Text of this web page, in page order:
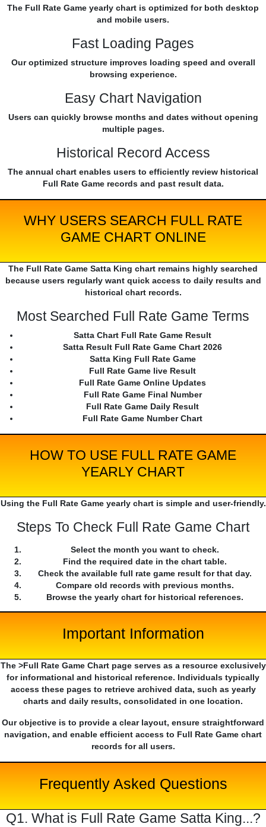
The Full Rate Game yearly chart is optimized for both desktop
and mobile users.
Fast Loading Pages
Our optimized structure improves loading speed and overall
browsing experience.
Easy Chart Navigation
Users can quickly browse months and dates without opening
multiple pages.
Historical Record Access
The annual chart enables users to efficiently review historical
Full Rate Game records and past result data.
WHY USERS SEARCH FULL RATE
GAME CHART ONLINE
The Full Rate Game Satta King chart remains highly searched
because users regularly want quick access to daily results and
historical chart records.
Most Searched Full Rate Game Terms
Satta Chart Full Rate Game Result
Satta Result Full Rate Game Chart 2026
Satta King Full Rate Game
Full Rate Game live Result
Full Rate Game Online Updates
Full Rate Game Final Number
Full Rate Game Daily Result
Full Rate Game Number Chart
HOW TO USE FULL RATE GAME
YEARLY CHART
Using the Full Rate Game yearly chart is simple and user-friendly.
Steps To Check Full Rate Game Chart
Select the month you want to check.
Find the required date in the chart table.
Check the available full rate game result for that day.
Compare old records with previous months.
Browse the yearly chart for historical references.
Important Information
The >Full Rate Game Chart page serves as a resource exclusively
for informational and historical reference. Individuals typically
access these pages to retrieve archived data, such as yearly
charts and daily results, consolidated in one location.
Our objective is to provide a clear layout, ensure straightforward
navigation, and enable efficient access to Full Rate Game chart
records for all users.
Frequently Asked Questions
Q1. What is Full Rate Game Satta King...?